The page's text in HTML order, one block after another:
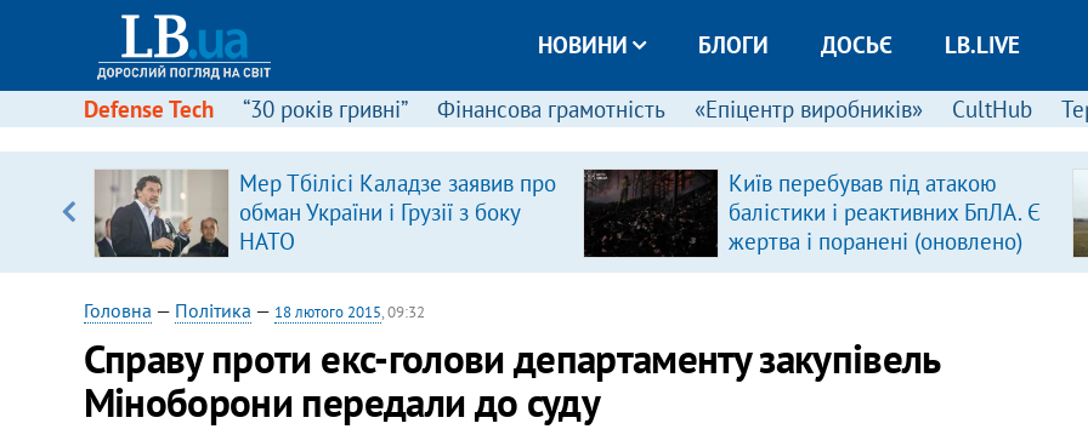
НОВИНИ БЛОГИ ДОСЬЄ LB.LIVE
Defense Tech “30 років гривні” Фінансова грамотність «Епіцентр виробників» CultHub
Мер Тбілісі Каладзе заявив про
обман України і Грузії з боку
НАТО
Київ перебував під атакою
балістики і реактивних БпЛА. Є
жертва і поранені (оновлено)
Головна — Політика — 18 лютого 2015, 09:32
Справу проти екс-голови департаменту закупівель
Міноборони передали до суду